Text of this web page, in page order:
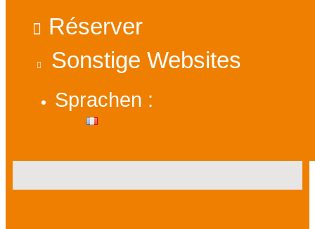
Réserver
Sonstige Websites
Sprachen :